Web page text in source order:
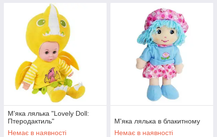
М'яка лялька "Lovely Doll:
Птеродактиль"
Немає в наявності
М'яка лялька в блакитному
Немає в наявності